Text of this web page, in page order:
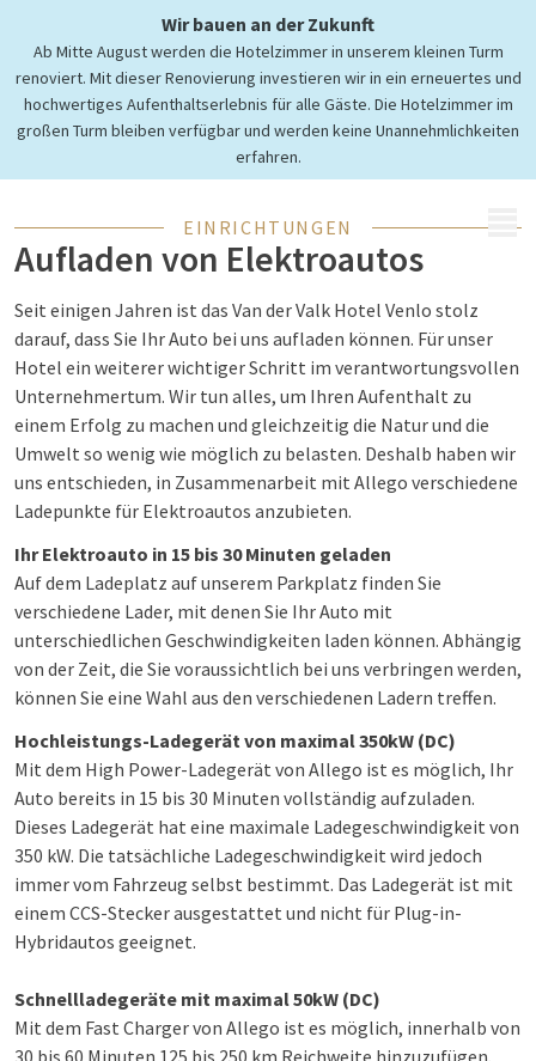
Wir bauen an der Zukunft
Ab Mitte August werden die Hotelzimmer in unserem kleinen Turm
renoviert. Mit dieser Renovierung investieren wir in ein erneuertes und
hochwertiges Aufenthaltserlebnis für alle Gäste. Die Hotelzimmer im
großen Turm bleiben verfügbar und werden keine Unannehmlichkeiten
erfahren.
Ladestationen für Ihr
elektrisches Auto
EINRICHTUNGEN
Aufladen von Elektroautos
Seit einigen Jahren ist das Van der Valk Hotel Venlo stolz
darauf, dass Sie Ihr Auto bei uns aufladen können. Für unser
Hotel ein weiterer wichtiger Schritt im verantwortungsvollen
Unternehmertum. Wir tun alles, um Ihren Aufenthalt zu
einem Erfolg zu machen und gleichzeitig die Natur und die
Umwelt so wenig wie möglich zu belasten. Deshalb haben wir
uns entschieden, in Zusammenarbeit mit Allego verschiedene
Ladepunkte für Elektroautos anzubieten.
Ihr Elektroauto in 15 bis 30 Minuten geladen
Auf dem Ladeplatz auf unserem Parkplatz finden Sie
verschiedene Lader, mit denen Sie Ihr Auto mit
unterschiedlichen Geschwindigkeiten laden können. Abhängig
von der Zeit, die Sie voraussichtlich bei uns verbringen werden,
können Sie eine Wahl aus den verschiedenen Ladern treffen.
Hochleistungs-Ladegerät von maximal 350kW (DC)
Mit dem High Power-Ladegerät von Allego ist es möglich, Ihr
Auto bereits in 15 bis 30 Minuten vollständig aufzuladen.
Dieses Ladegerät hat eine maximale Ladegeschwindigkeit von
350 kW. Die tatsächliche Ladegeschwindigkeit wird jedoch
immer vom Fahrzeug selbst bestimmt. Das Ladegerät ist mit
einem CCS-Stecker ausgestattet und nicht für Plug-in-
Hybridautos geeignet.
Schnellladegeräte mit maximal 50kW (DC)
Mit dem Fast Charger von Allego ist es möglich, innerhalb von
30 bis 60 Minuten 125 bis 250 km Reichweite hinzuzufügen.